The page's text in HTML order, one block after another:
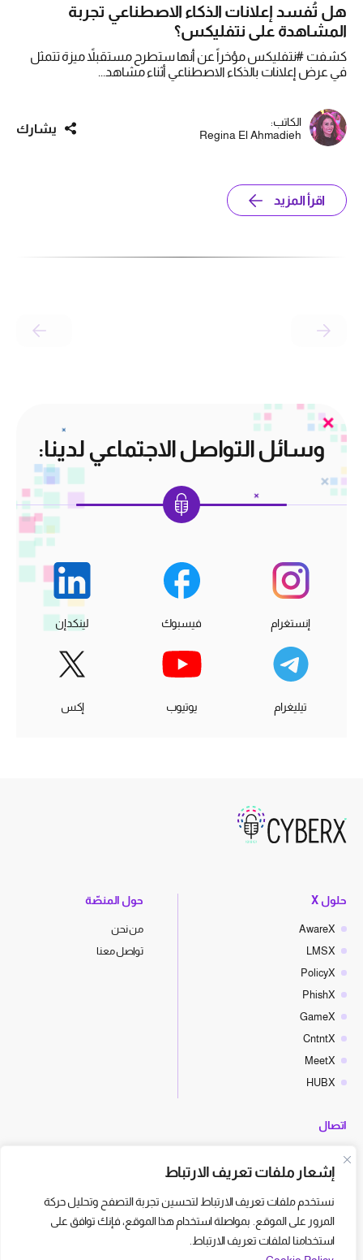
إشعار ملفات تعريف الارتباط
نستخدم ملفات تعريف الارتباط لتحسين تجربة التصفح وتحليل حركة
المرور على الموقع. بمواصلة استخدام هذا الموقع، فإنك توافق على
استخدامنا لملفات تعريف الارتباط.
هل تُفسد إعلانات الذكاء الاصطناعي تجربة
المشاهدة على نتفليكس؟
كشفت #نتفليكس مؤخراً عن أنها ستطرح مستقبلاً ميزة تتمثل
في عرض إعلانات بالذكاء الاصطناعي أثناء مشاهد...
الكاتب:
Regina El Ahmadieh
يشارك
اقرأ المزيد
وسائل التواصل الاجتماعي لدينا:
إنستغرام فيسبوك لينكدإن
تيليغرام يوتيوب إكس
حلول X
AwareX
LMSX
PolicyX
PhishX
GameX
CntntX
MeetX
HUBX
حول المنصّة
من نحن
تواصل معنا
اتصال
hello@cyberx.world